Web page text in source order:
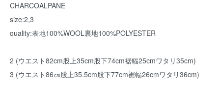
CHARCOALPANE
size:2,3
quality:表地100%WOOL裏地100%POLYESTER
2 (ウエスト82cm股上35cm股下74cm裾幅25cmワタリ35cm)
3 (ウエスト86㎝股上35.5cm股下77cm裾幅26cmワタリ36cm)